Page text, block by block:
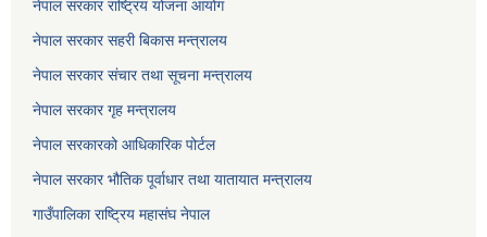
नेपाल सरकार राष्ट्रिय योजना आयोग
नेपाल सरकार सहरी बिकास मन्त्रालय
नेपाल सरकार संचार तथा सूचना मन्त्रालय
नेपाल सरकार गृह मन्त्रालय
नेपाल सरकारको आधिकारिक पोर्टल
नेपाल सरकार भौतिक पूर्वाधार तथा यातायात मन्त्रालय
गाउँपालिका राष्ट्रिय महासंघ नेपाल